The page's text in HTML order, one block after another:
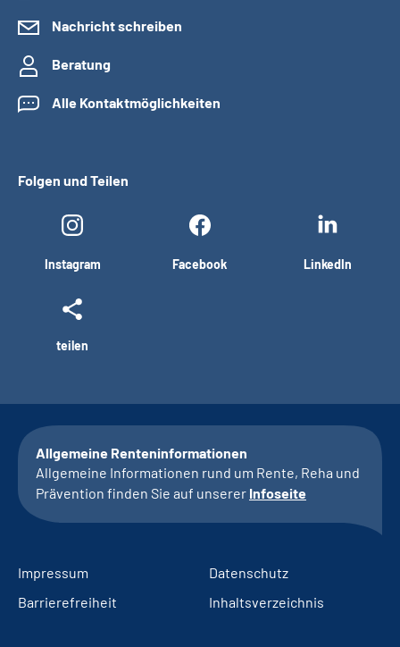
Nachricht schreiben
Beratung
Alle Kontaktmöglichkeiten
Folgen und Teilen
Instagram Facebook LinkedIn
teilen
Allgemeine Renteninformationen
Allgemeine Informationen rund um Rente, Reha und
Prävention finden Sie auf unserer Infoseite
Impressum
Datenschutz
Barrierefreiheit
Inhaltsverzeichnis